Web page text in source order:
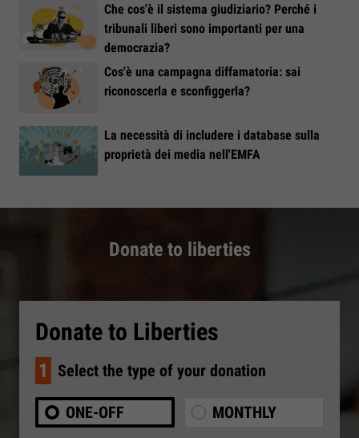
Che cos'è il sistema giudiziario? Perché i
tribunali liberi sono importanti per una
democrazia?
Cos'è una campagna diffamatoria: sai
riconoscerla e sconfiggerla?
La necessità di includere i database sulla
proprietà dei media nell'EMFA
Donate to liberties
Donate to Liberties
1 Select the type of your donation
ONE-OFF MONTHLY